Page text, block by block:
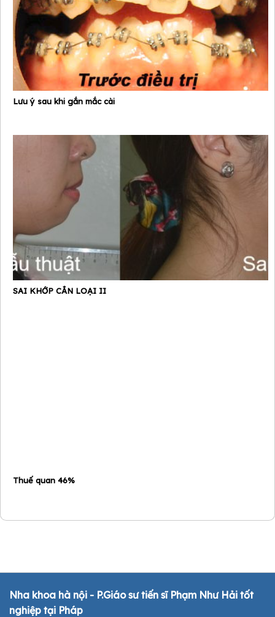
Lưu ý sau khi gắn mắc cài
SAI KHỚP CẮN LOẠI II
Thuế quan 46%
Nha khoa hà nội - P.Giáo sư tiến sĩ Phạm Như Hải tốt
nghiệp tại Pháp